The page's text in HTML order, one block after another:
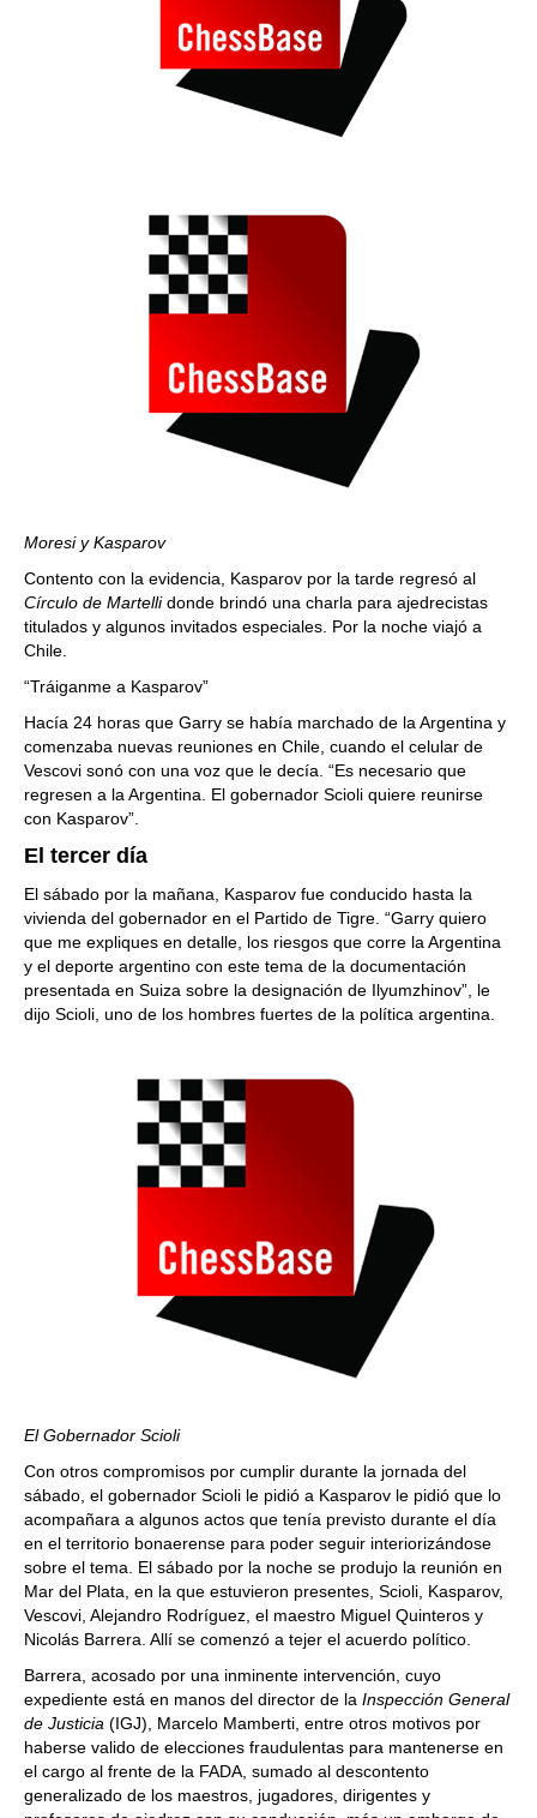
Moresi y Kasparov
Contento con la evidencia, Kasparov por la tarde regresó al
Círculo de Martellidonde brindó una charla para ajedrecistas
titulados y algunos invitados especiales. Por la noche viajó a
Chile.
“Tráiganme a Kasparov”
Hacía 24 horas que Garry se había marchado de la Argentina y
comenzaba nuevas reuniones en Chile, cuando el celular de
Vescovi sonó con una voz que le decía. “Es necesario que
regresen a la Argentina. El gobernador Scioli quiere reunirse
con Kasparov”.
El tercer día
El sábado por la mañana, Kasparov fue conducido hasta la
vivienda del gobernador en el Partido de Tigre. “Garry quiero
que me expliques en detalle, los riesgos que corre la Argentina
y el deporte argentino con este tema de la documentación
presentada en Suiza sobre la designación de Ilyumzhinov”, le
dijo Scioli, uno de los hombres fuertes de la política argentina.
El Gobernador Scioli
Con otros compromisos por cumplir durante la jornada del
sábado, el gobernador Scioli le pidió a Kasparov le pidió que lo
acompañara a algunos actos que tenía previsto durante el día
en el territorio bonaerense para poder seguir interiorizándose
sobre el tema. El sábado por la noche se produjo la reunión en
Mar del Plata, en la que estuvieron presentes, Scioli, Kasparov,
Vescovi, Alejandro Rodríguez, el maestro Miguel Quinteros y
Nicolás Barrera. Allí se comenzó a tejer el acuerdo político.
Barrera, acosado por una inminente intervención, cuyo
expediente está en manos del director de la Inspección General
de Justicia (IGJ), Marcelo Mamberti, entre otros motivos por
haberse valido de elecciones fraudulentas para mantenerse en
el cargo al frente de la FADA, sumado al descontento
generalizado de los maestros, jugadores, dirigentes y